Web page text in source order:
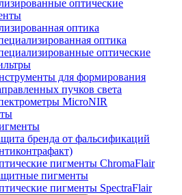
оптические
оптика
оптика
оптические
для формирования
пучков света
MicroNIR
бренда от фальсификаций
пигменты ChromaFlair
пигменты
пигменты SpectraFlair